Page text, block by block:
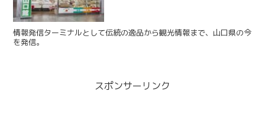
情報発信ターミナルとして伝統の逸品から観光情報まで、山口県の今
を発信。
スポンサーリンク